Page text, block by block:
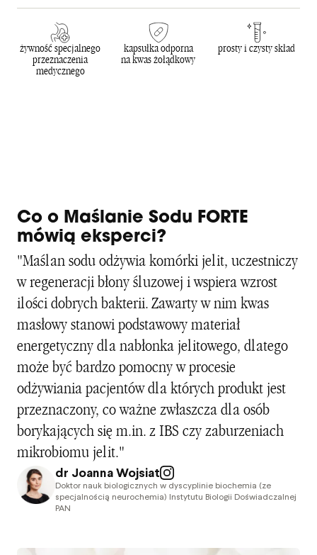
żywność specjalnego
przeznaczenia
medycznego
kapsułka odporna
na kwas żołądkowy
prosty i czysty skład
Co o Maślanie Sodu FORTE
mówią eksperci?
"Maślan sodu odżywia komórki jelit, uczestniczy
w regeneracji błony śluzowej i wspiera wzrost
ilości dobrych bakterii. Zawarty w nim kwas
masłowy stanowi podstawowy materiał
energetyczny dla nabłonka jelitowego, dlatego
może być bardzo pomocny w procesie
odżywiania pacjentów dla których produkt jest
przeznaczony, co ważne zwłaszcza dla osób
borykających się m.in. z IBS czy zaburzeniach
mikrobiomu jelit."
dr Joanna Wojsiat
Doktor nauk biologicznych w dyscyplinie biochemia (ze
specjalnością neurochemia) Instytutu Biologii Doświadczalnej
PAN